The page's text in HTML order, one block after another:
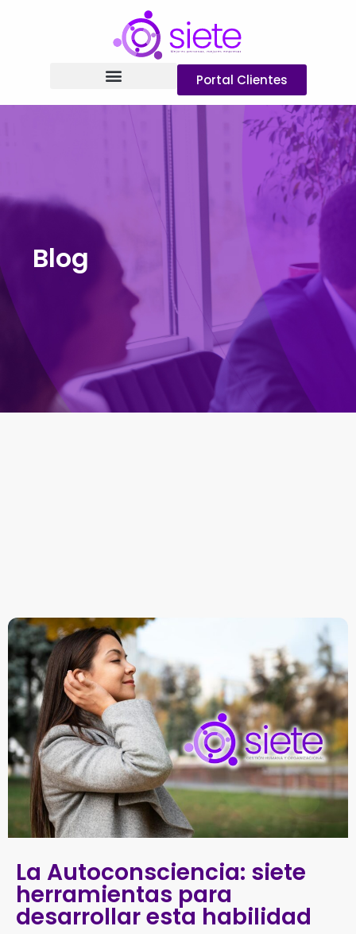
Portal Clientes
Blog
La Autoconsciencia: siete
herramientas para
desarrollar esta habilidad